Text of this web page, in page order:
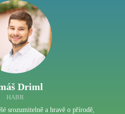
Driml
HABR
srozumitelně a hravě o přírodě,